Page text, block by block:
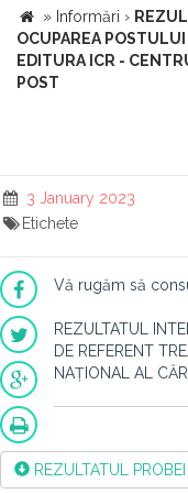
» Informări ›
OCUPAREA
EDITURA ICR -
POST
3 January 2023
Etichete
Vă rugăm să
REZULTATUL
DE REFERENT
NAȚIONAL AL
REZULTATUL